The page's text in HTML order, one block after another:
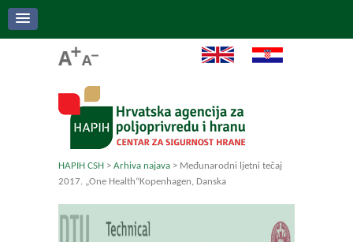
HAPIH CSH > Arhiva najava > Međunarodni ljetni tečaj
2017. „One Health“Kopenhagen, Danska